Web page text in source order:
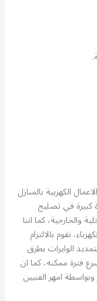
الكهربية بالمنازل
كبيرة في تصليح
والخارجية، كما اننا
نقوم بالالتزام
الوايرات بطرق
فترة ممكنه، كما ان
امهر الفنيين